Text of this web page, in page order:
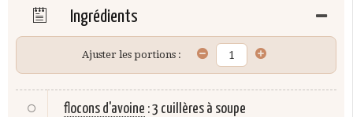
Ingrédients
Ajuster les portions :
flocons d'avoine :3 cuillères à soupe